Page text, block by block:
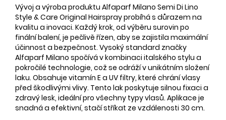
Vývoj a výroba produktu Alfaparf Milano Semi Di Lino
Style & Care Original Hairspray probíhá s důrazem na
kvalitu a inovaci. Každý krok, od výběru surovin po
finální balení, je pečlivě řízen, aby se zajistila maximální
účinnost a bezpečnost. Vysoký standard značky
Alfaparf Milano spočívá v kombinaci italského stylu a
pokročilé technologie, což se odráží v unikátním složení
laku. Obsahuje vitamín E a UV filtry, které chrání vlasy
před škodlivými vlivy. Tento lak poskytuje silnou fixaci a
zdravý lesk, ideální pro všechny typy vlasů. Aplikace je
snadná a efektivní, stačí stříkat ze vzdálenosti 30 cm.